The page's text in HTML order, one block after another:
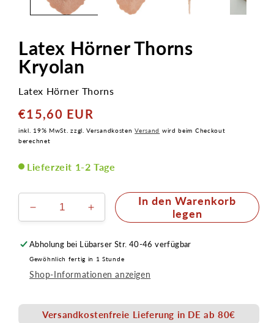
Latex Hörner Thorns
Kryolan
Latex Hörner Thorns
Normaler
Preis
€15,60 EUR
inkl. 19% MwSt. zzgl. VersandkostenVersand wird beim Checkout
berechnet
Lieferzeit 1-2 Tage
Verringere
die
Menge
für
Latex
Hörner
Erhöhe
die
Menge
für
Latex
Hörner
In den Warenkorb
legen
Abholung bei Lübarser Str. 40-46 verfügbar
Gewöhnlich fertig in 1 Stunde
Shop-Informationen anzeigen
Versandkostenfreie Lieferung in DE ab 80€